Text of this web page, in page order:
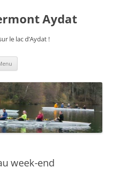
Aydat
le lac d’Aydat !
week-end